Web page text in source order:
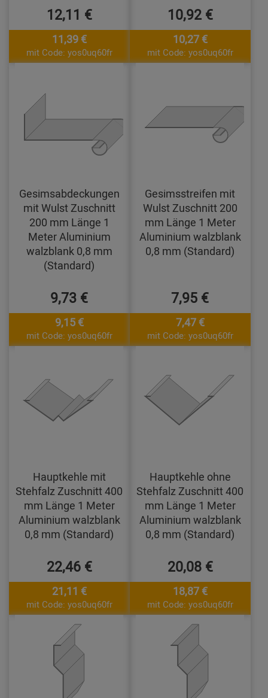
12,11 €
11,39 €
mit Code: yos0uq60fr
10,92 €
10,27 €
mit Code: yos0uq60fr
Gesimsabdeckungen
mit Wulst Zuschnitt
200 mm Länge 1
Meter Aluminium
walzblank 0,8 mm
(Standard)
9,73 €
9,15 €
mit Code: yos0uq60fr
Gesimsstreifen mit
Wulst Zuschnitt 200
mm Länge 1 Meter
Aluminium walzblank
0,8 mm (Standard)
7,95 €
7,47 €
mit Code: yos0uq60fr
Hauptkehle mit
Stehfalz Zuschnitt 400
mm Länge 1 Meter
Aluminium walzblank
0,8 mm (Standard)
22,46 €
21,11 €
mit Code: yos0uq60fr
Hauptkehle ohne
Stehfalz Zuschnitt 400
mm Länge 1 Meter
Aluminium walzblank
0,8 mm (Standard)
20,08 €
18,87 €
mit Code: yos0uq60fr